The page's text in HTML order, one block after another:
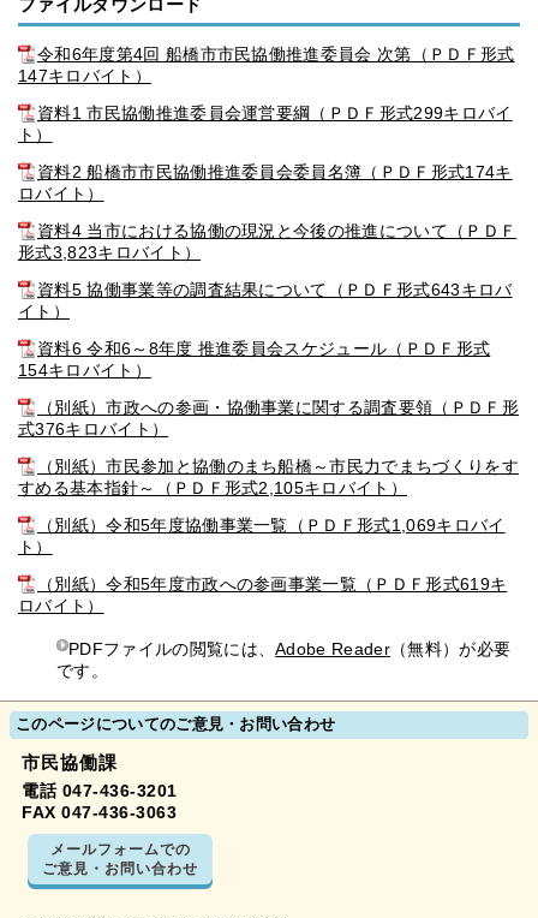
ファイルダウンロード
令和6年度第4回 船橋市市民協働推進委員会 次第（ＰＤＦ形式
147キロバイト）
資料1 市民協働推進委員会運営要綱（ＰＤＦ形式299キロバイ
ト）
資料2 船橋市市民協働推進委員会委員名簿（ＰＤＦ形式174キ
ロバイト）
資料4 当市における協働の現況と今後の推進について（ＰＤＦ
形式3,823キロバイト）
資料5 協働事業等の調査結果について（ＰＤＦ形式643キロバ
イト）
資料6 令和6～8年度 推進委員会スケジュール（ＰＤＦ形式
154キロバイト）
（別紙）市政への参画・協働事業に関する調査要領（ＰＤＦ形
式376キロバイト）
（別紙）市民参加と協働のまち船橋～市民力でまちづくりをす
すめる基本指針～（ＰＤＦ形式2,105キロバイト）
（別紙）令和5年度協働事業一覧（ＰＤＦ形式1,069キロバイ
ト）
（別紙）令和5年度市政への参画事業一覧（ＰＤＦ形式619キ
ロバイト）
PDFファイルの閲覧には、Adobe Reader （無料）が必要
です。
このページについてのご意見・お問い合わせ
市民協働課
電話 047-436-3201
FAX 047-436-3063
メールフォームでの
ご意見・お問い合わせ